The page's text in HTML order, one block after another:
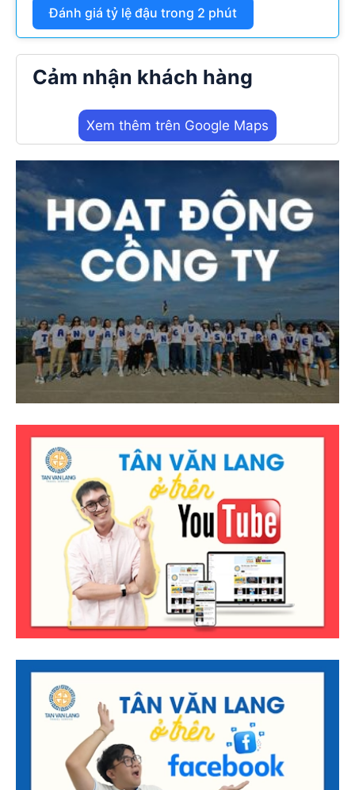
Đánh giá tỷ lệ đậu trong 2 phút
Cảm nhận khách hàng
Xem thêm trên Google Maps